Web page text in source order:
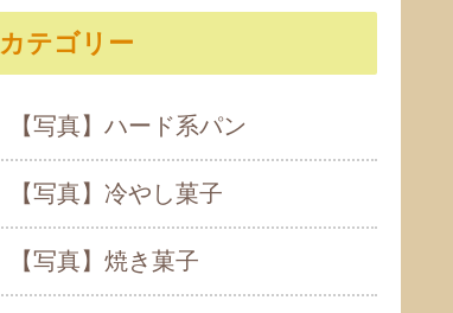
カテゴリー
【写真】ハード系パン
【写真】冷やし菓子
【写真】焼き菓子